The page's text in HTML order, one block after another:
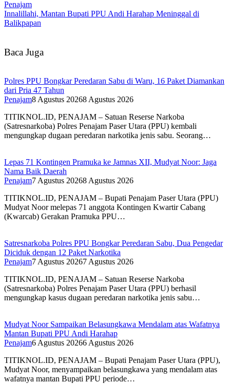
Penajam
Innalillahi, Mantan Bupati PPU Andi Harahap Meninggal di
Balikpapan
Baca Juga
Polres PPU Bongkar Peredaran Sabu di Waru, 16 Paket Diamankan
dari Pria 47 Tahun
Penajam8 Agustus 20268 Agustus 2026
TITIKNOL.ID, PENAJAM – Satuan Reserse Narkoba
(Satresnarkoba) Polres Penajam Paser Utara (PPU) kembali
mengungkap dugaan peredaran narkotika jenis sabu. Seorang…
Lepas 71 Kontingen Pramuka ke Jamnas XII, Mudyat Noor: Jaga
Nama Baik Daerah
Penajam7 Agustus 20268 Agustus 2026
TITIKNOL.ID, PENAJAM – Bupati Penajam Paser Utara (PPU)
Mudyat Noor melepas 71 anggota Kontingen Kwartir Cabang
(Kwarcab) Gerakan Pramuka PPU…
Satresnarkoba Polres PPU Bongkar Peredaran Sabu, Dua Pengedar
Diciduk dengan 12 Paket Narkotika
Penajam7 Agustus 20267 Agustus 2026
TITIKNOL.ID, PENAJAM – Satuan Reserse Narkoba
(Satresnarkoba) Polres Penajam Paser Utara (PPU) berhasil
mengungkap kasus dugaan peredaran narkotika jenis sabu…
Mudyat Noor Sampaikan Belasungkawa Mendalam atas Wafatnya
Mantan Bupati PPU Andi Harahap
Penajam6 Agustus 20266 Agustus 2026
TITIKNOL.ID, PENAJAM – Bupati Penajam Paser Utara (PPU),
Mudyat Noor, menyampaikan belasungkawa yang mendalam atas
wafatnya mantan Bupati PPU periode…